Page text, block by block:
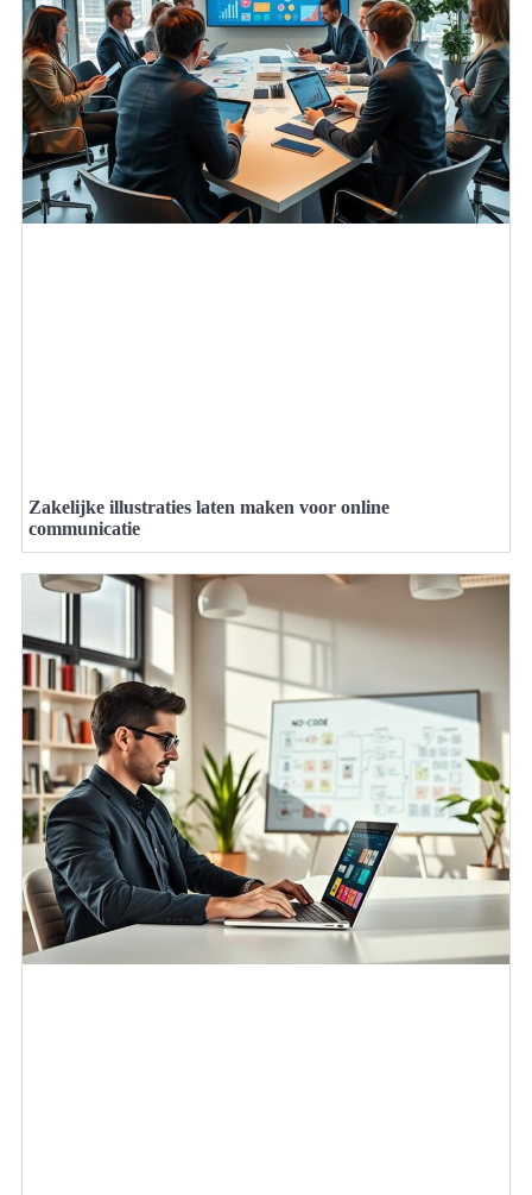
Zakelijke illustraties laten maken voor online
communicatie